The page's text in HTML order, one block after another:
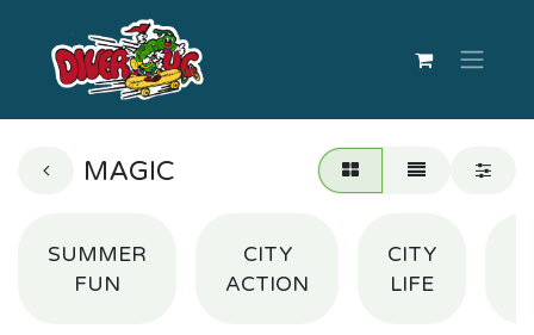
MAGIC
SUMMER
FUN
CITY
ACTION
CITY
LIFE